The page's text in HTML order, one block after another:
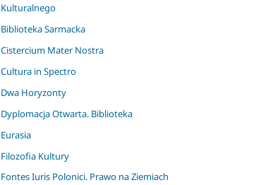
Kulturalnego
Biblioteka Sarmacka
Cistercium Mater Nostra
Cultura in Spectro
Dwa Horyzonty
Dyplomacja Otwarta. Biblioteka
Eurasia
Filozofia Kultury
Fontes Iuris Polonici. Prawo na Ziemiach